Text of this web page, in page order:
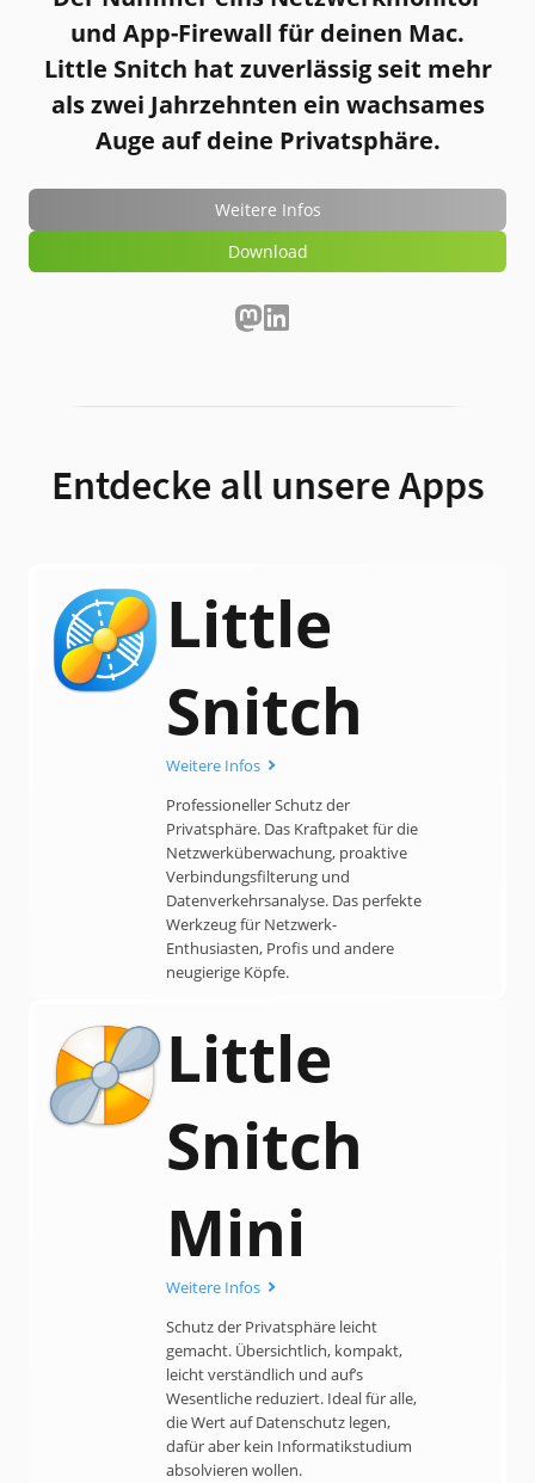
und App-Firewall für deinen Mac.
Little Snitch hat zuverlässig seit mehr
als zwei Jahrzehnten ein wachsames
Auge auf deine Privatsphäre.
Weitere Infos
Download
Entdecke all unsere Apps
Little
Snitch
Weitere Infos
Professioneller Schutz der
Privatsphäre. Das Kraftpaket für die
Netzwerk­über­wach­ung, proaktive
Verbindungs­filterung und
Datenverkehrs­analyse. Das perfekte
Werk­zeug für Netzwerk-
Enthusiasten, Profis und andere
neugierige Köpfe.
Little
Snitch
Mini
Weitere Infos
Schutz der Privatsphäre leicht
gemacht. Übersicht­lich, kompakt,
leicht verständlich und auf’s
Wesentliche reduziert. Ideal für alle,
die Wert auf Daten­schutz legen,
dafür aber kein Informatik­studium
absolvieren wollen.